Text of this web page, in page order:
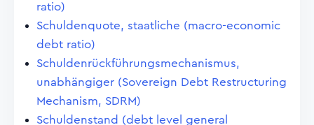
ratio)
Schuldenquote, staatliche (macro-economic
debt ratio)
Schuldenrückführungsmechanismus,
unabhängiger (Sovereign Debt Restructuring
Mechanism, SDRM)
Schuldenstand (debt level general